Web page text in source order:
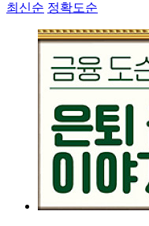
최신순 정확도순